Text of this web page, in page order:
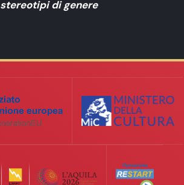
stereotipi di genere